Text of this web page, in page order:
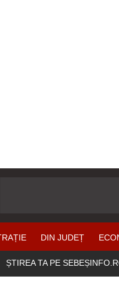
DIN JUDEȚ
ȘTIREA TA PE